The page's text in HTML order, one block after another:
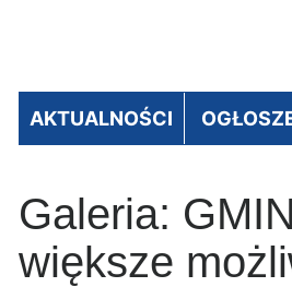
AKTUALNOŚCI
Galeria:
większe